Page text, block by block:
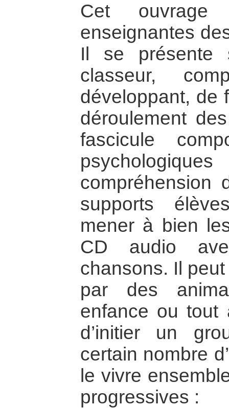
Cet
enseignantes
Il se présente
classeur,
développant, de
déroulement
fascicule
compréhension
supports
mener à bien
CD audio
chansons. Il
par des
enfance ou tout
d’initier un
certain nombre
le vivre
progressives :